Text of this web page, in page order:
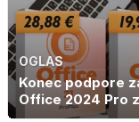
OGLAS
Konec podpore
Office 2024 Pro